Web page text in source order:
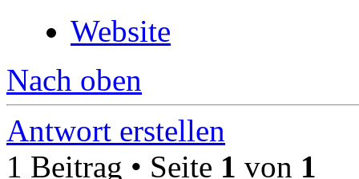
Website
Nach oben
Antwort erstellen
1 Beitrag • Seite 1 von 1